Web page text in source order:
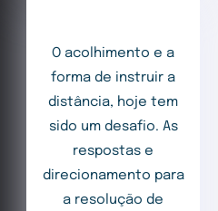
O acolhimento e a
forma de instruir a
distância, hoje tem
sido um desafio. As
respostas e
direcionamento para
a resolução de